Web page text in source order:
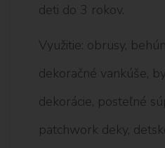
deti do 3 rokov.
Využitie: obrusy,
dekoračné vankúše,
dekorácie, posteľné
patchwork deky,